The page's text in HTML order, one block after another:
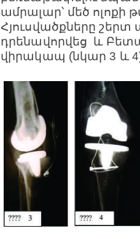
ամրալար՝ մեծ ոլոքի
Հյուսվածքները
դրենավորվեց և
վիրակապ (նկար 3 և